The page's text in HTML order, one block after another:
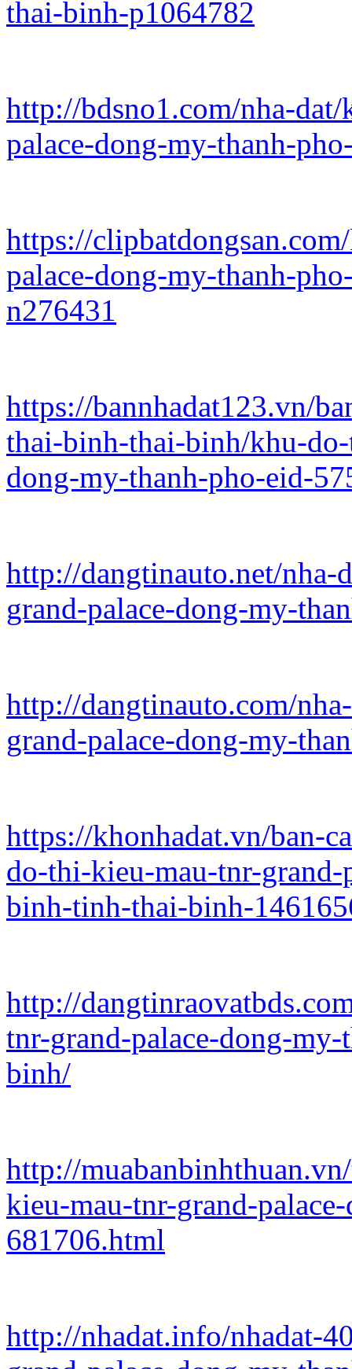
thai-binh-p1064782
http://bdsno1.com/nha-
palace-dong-my-thanh-
https://
palace-dong-my-thanh-
n276431
https://bannhadat123.vn/
thai-binh-thai-binh/khu-
dong-my-thanh-pho-eid-
http://dangtinauto.net/
grand-palace-dong-my-
http://dangtinauto.com/
grand-palace-dong-my-
https://khonhadat.vn/ban-
do-thi-kieu-mau-tnr-
binh-tinh-thai-binh-
http://
tnr-grand-palace-dong-
binh/
http://
kieu-mau-tnr-grand-
681706.html
http://nhadat.info/nhadat-